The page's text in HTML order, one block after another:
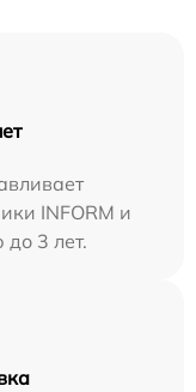
INFORM и
до 3 лет.